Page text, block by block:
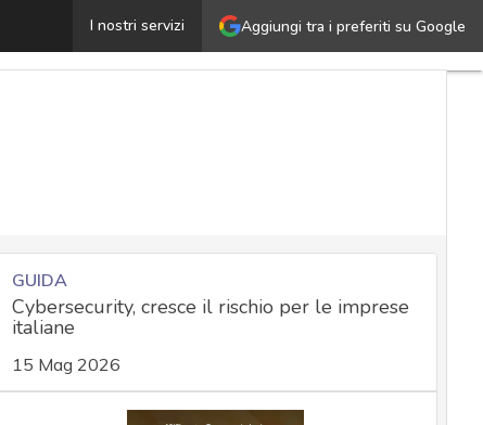
Aggiungi tra i preferiti su Google
I nostri servizi
Cookie, la Corte di Giustizia non in regola con la
GUIDA
Cybersecurity, cresce il rischio per le imprese
italiane
15 Mag 2026